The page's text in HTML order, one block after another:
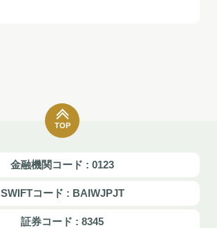
TOP
金融機関コード : 0123
SWIFTコード : BAIWJPJT
証券コード : 8345